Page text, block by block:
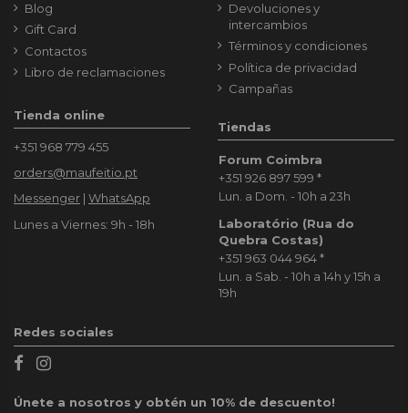
Blog
Gift Card
Contactos
Libro de reclamaciones
Devoluciones y
intercambios
Términos y condiciones
Política de privacidad
Campañas
Tienda online
+351 968 779 455
orders@maufeitio.pt
Messenger | WhatsApp
Lunes a Viernes: 9h - 18h
Tiendas
Forum Coimbra
+351 926 897 599 *
Lun. a Dom. - 10h a 23h
Laboratório (Rua do
Quebra Costas)
+351 963 044 964*
Lun. a Sab. - 10h a 14h y 15h a
19h
Redes sociales
Únete a nosotros y obtén un 10% de descuento!